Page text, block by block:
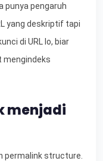
punya pengaruh
yang deskriptif tapi
di URL lo, biar
mengindeks
menjadi
permalink structure.